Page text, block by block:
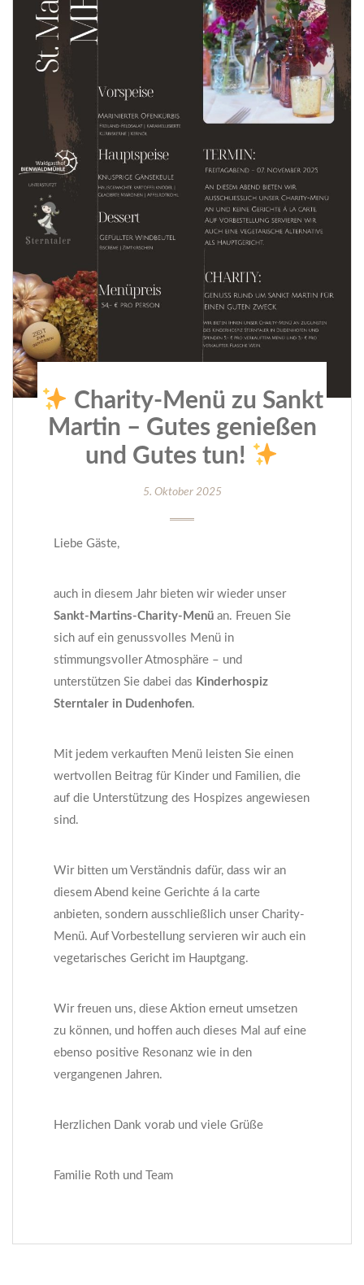
Charity-Menü zu Sankt
Martin – Gutes genießen
und Gutes tun!
5. Oktober 2025
Liebe Gäste,
auch in diesem Jahr bieten wir wieder unser
Sankt-Martins-Charity-Menü an. Freuen Sie
sich auf ein genussvolles Menü in
stimmungsvoller Atmosphäre – und
unterstützen Sie dabei das Kinderhospiz
Sterntaler in Dudenhofen.
Mit jedem verkauften Menü leisten Sie einen
wertvollen Beitrag für Kinder und Familien, die
auf die Unterstützung des Hospizes angewiesen
sind.
Wir bitten um Verständnis dafür, dass wir an
diesem Abend keine Gerichte á la carte
anbieten, sondern ausschließlich unser Charity-
Menü. Auf Vorbestellung servieren wir auch ein
vegetarisches Gericht im Hauptgang.
Wir freuen uns, diese Aktion erneut umsetzen
zu können, und hoffen auch dieses Mal auf eine
ebenso positive Resonanz wie in den
vergangenen Jahren.
Herzlichen Dank vorab und viele Grüße
Familie Roth und Team